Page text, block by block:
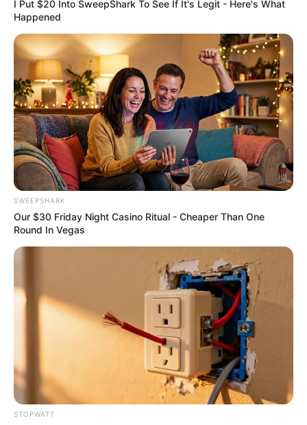
This Trick Is For Men In Their 40's To Perform Better
MEDVI
Men 45+ Are Trying This To Perform Better
MEDVI
I Put $20 Into SweepShark To See If It's Legit - Here's What
Happened
SWEEPSHARK
Our $30 Friday Night Casino Ritual - Cheaper Than One
Round In Vegas
STOPWATT